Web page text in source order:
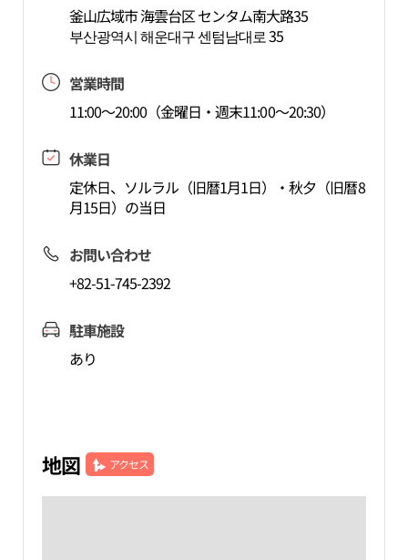
釜山広域市 海雲台区 センタム南大路35
부산광역시 해운대구 센텀남대로 35
営業時間
11:00～20:00（金曜日・週末11:00～20:30）
休業日
定休日、ソルラル（旧暦1月1日）・秋夕（旧暦8
月15日）の当日
お問い合わせ
+82-51-745-2392
駐車施設
あり
地図 アクセス